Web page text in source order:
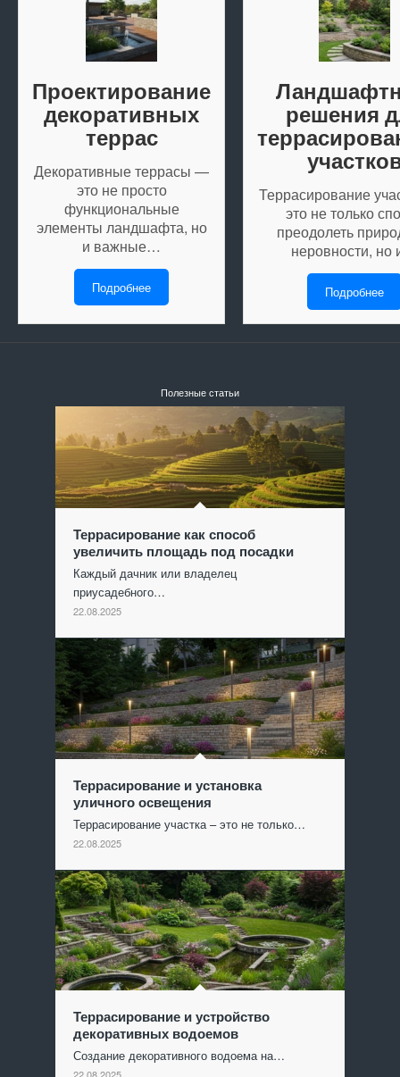
Проектирование
декоративных
террас
Декоративные террасы —
это не просто
функциональные
элементы ландшафта, но
и важные…
Подробнее
решения
Террасирование
это не только
преодолеть
неровности,
Подробнее
Полезные статьи
Террасирование как способ
увеличить площадь под посадки
Каждый дачник или владелец
приусадебного…
22.08.2025
Террасирование и установка
уличного освещения
Террасирование участка – это не только…
22.08.2025
Террасирование и устройство
декоративных водоемов
Создание декоративного водоема на…